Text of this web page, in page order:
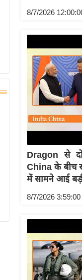
8/7/2026
Dragon से
China के बीच
में सामने आई
8/7/2026